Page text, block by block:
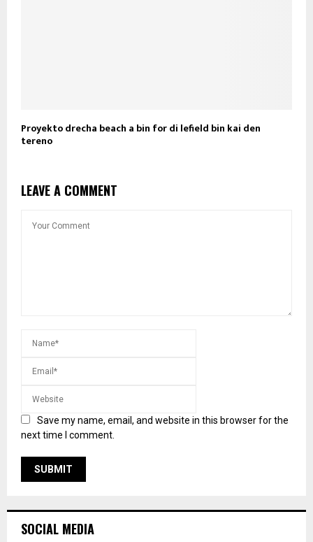
Proyekto drecha beach a bin for di lefield bin kai den
tereno
LEAVE A COMMENT
Save my name, email, and website in this browser for the
next time I comment.
SOCIAL MEDIA